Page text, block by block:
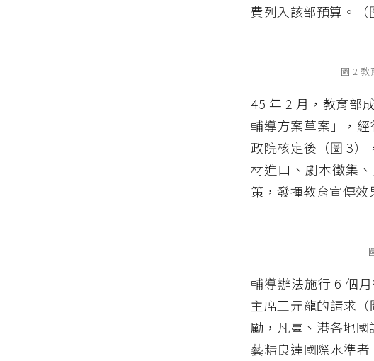
費列入該部預算。（
圖 2 教
45 年 2 月，教育部
輔導方案草案」，
政院核定後（圖 3）
材進口、劇本徵集
策，發揮教育宣傳效
輔導辦法施行 6 個
主席王元龍的請求
勵，凡臺、港各地
藝精良達國際水準